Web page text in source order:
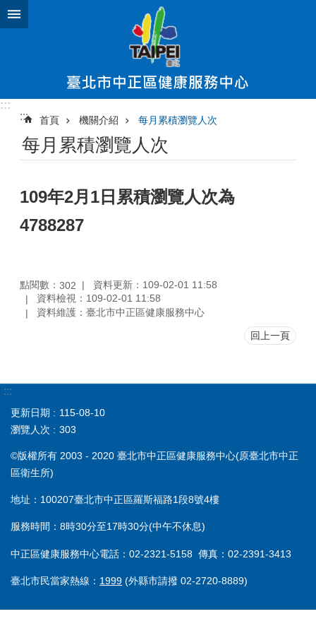
跳到主要內容區塊
:::
:::
首頁 機關介紹 每月累積瀏覽人次
每月累積瀏覽人次
109年2月1日累積瀏覽人次為
4788287
點閱數： 302
資料更新：109-02-01 11:58
資料檢視：109-02-01 11:58
資料維護：臺北市中正區健康服務中心
回上一頁
:::
更新日期
115-08-10
瀏覽人次
303
©版權所有 2003 - 2020 臺北市中正區健康服務中心(原臺北市中正
區衛生所)
地址：100207臺北市中正區羅斯福路1段8號4樓
服務時間：8時30分至17時30分(中午不休息)
中正區健康服務中心電話：02-2321-5158 傳真：02-2391-3413
臺北市民當家熱線： 1999 (外縣市請撥 02-2720-8889)